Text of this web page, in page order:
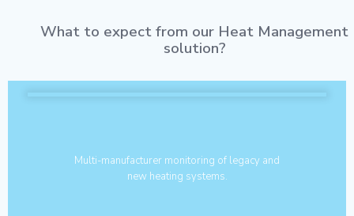
What to expect from our Heat Management
solution?
Multi-manufacturer monitoring of legacy and
new heating systems.